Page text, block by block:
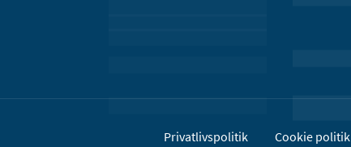
Privatlivspolitik Cookie politik